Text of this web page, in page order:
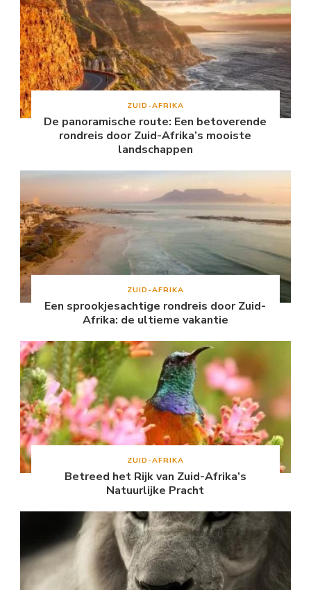
ZUID-AFRIKA
De panoramische route: Een betoverende
rondreis door Zuid-Afrika’s mooiste
landschappen
ZUID-AFRIKA
Een sprookjesachtige rondreis door Zuid-
Afrika: de ultieme vakantie
ZUID-AFRIKA
Betreed het Rijk van Zuid-Afrika’s
Natuurlijke Pracht